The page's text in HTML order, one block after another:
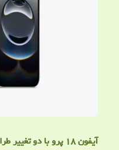
آیفون ۱۸ پرو با دو تغییر طراحی مهم در راهست